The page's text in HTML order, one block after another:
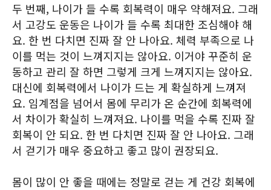
두 번째, 나이가 들 수록 회복력이 매우 약해져요. 그래
서 고강도 운동은 나이가 들 수록 최대한 조심해야 해
요. 한 번 다치면 진짜 잘 안 나아요. 체력 부족으로 나
이를 먹는 것이 느껴지지는 않아요. 이거야 꾸준히 운
동하고 관리 잘 하면 그렇게 크게 느껴지지는 않아요.
대신에 회복력에서 나이가 드는 게 확실하게 느껴져
요. 임계점을 넘어서 몸에 무리가 온 순간에 회복력에
서 차이가 확실히 느껴져요. 나이를 먹을 수록 진짜 잘
회복이 안 되요. 한 번 다치면 진짜 잘 안 나아요. 그래
서 걷기가 매우 중요하고 좋고 많이 권장되요.
몸이 많이 안 좋을 때에는 정말로 걷는 게 건강 회복에